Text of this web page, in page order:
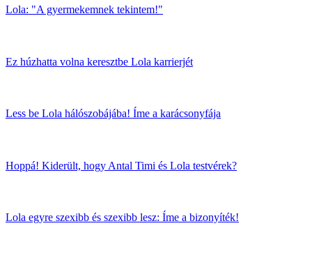
Lola: "A gyermekemnek tekintem!"
Ez húzhatta volna keresztbe Lola karrierjét
Less be Lola hálószobájába! Íme a karácsonyfája
Hoppá! Kiderült, hogy Antal Timi és Lola testvérek?
Lola egyre szexibb és szexibb lesz: Íme a bizonyíték!